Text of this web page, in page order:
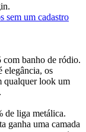
sem um cadastro
com banho de ródio.
elegância, os
qualquer look um
de liga metálica.
ganha uma camada